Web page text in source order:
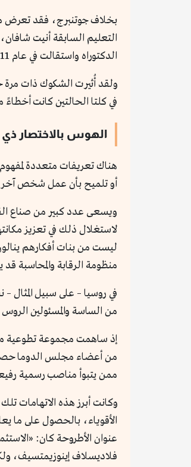
بخلاف جوتنبرج، فقد تعرض
الدكتوراه واستقالت في عام 2011.
ولقد أُثيرت الشكوك ذات مرة
في كلتا الحالتين كانت
الهوس بالاختصار ذي
هناك تعريفات متعددة
أو تلميح بأن عمل شخص
لاستغلال ذلك في تعزيز
ليست من بنات أفكارهم
منظومة الرقابة والمحاسبة
في روسيا – على سبيل المثال – نشر
من الساسة والمسئولين
إذ ساهمت مجموعة تطوعية من
من أعضاء مجلس الدوما
ممن يتبوأ مناصب رسمية
وكانت أبرز هذه الاتهامات
الأقوياء، بالحصول على ما
عنوان الأطروحة كان:
فلاديسلاف إينوزيمتسيف،